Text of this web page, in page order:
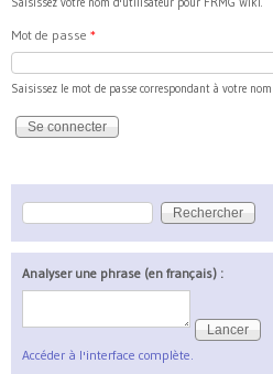
Mot de passe *
Saisissez le mot de passe correspondant à votre
Formulaire de recherche
Rechercher
Analyser une phrase (en français) :
Accéder à l'interface complète.